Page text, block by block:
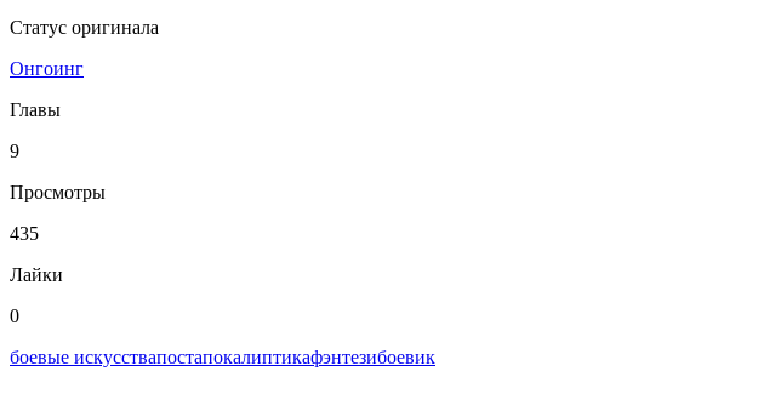
Статус оригинала
Онгоинг
Главы
9
Просмотры
435
Лайки
0
боевые искусствапостапокалиптикафэнтезибоевик